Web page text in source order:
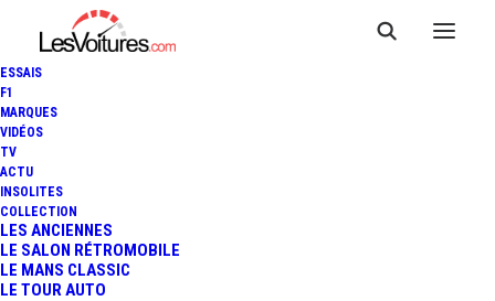
ESSAIS
F1
MARQUES
VIDÉOS
TV
ACTU
INSOLITES
COLLECTION
LES ANCIENNES
LE SALON RÉTROMOBILE
LE MANS CLASSIC
LE TOUR AUTO
Général Meyer